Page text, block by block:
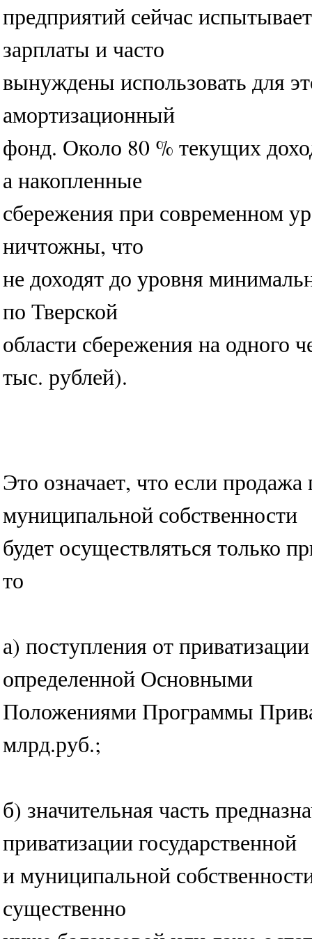
предприятий сейчас
зарплаты и часто
вынуждены использовать для
амортизационный
фонд. Около 80 % текущих
а накопленные
сбережения при современном
ничтожны, что
не доходят до уровня
по Тверской
области сбережения на одного
тыс. рублей).
Это означает, что если продажа
муниципальной собственности
будет осуществляться только
то
а) поступления от
определенной Основными
Положениями Программы
млрд.руб.;
б) значительная часть
приватизации государственной
и муниципальной
существенно